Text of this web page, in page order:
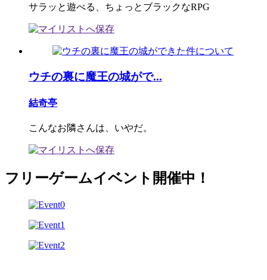
サラッと遊べる、ちょっとブラックなRPG
ウチの裏に魔王の城がで...
結奇亭
こんなお隣さんは、いやだ。
フリーゲームイベント開催中！